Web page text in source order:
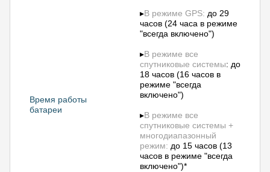
Время работы
батареи
▸В режиме GPS: до 29
часов (24 часа в режиме
"всегда включено")
▸В режиме все
спутниковые системы: до
18 часов (16 часов в
режиме "всегда
включено")
▸В режиме все
спутниковые системы +
многодиапазонный
режим: до 15 часов (13
часов в режиме "всегда
включено")*